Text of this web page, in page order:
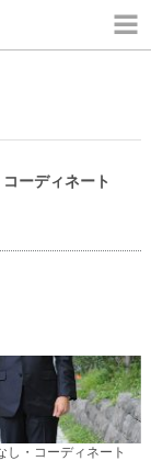
ーディネート
し・コーディネート